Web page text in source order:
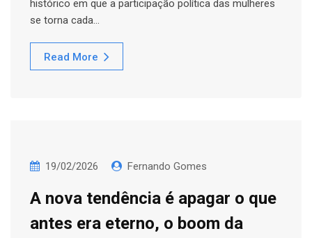
histórico em que a participação política das mulheres
se torna cada…
Read More
19/02/2026 Fernando Gomes
A nova tendência é apagar o que
antes era eterno, o boom da